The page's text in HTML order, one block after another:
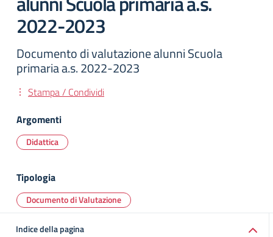
2022-2023
Documento di valutazione alunni Scuola
primaria a.s. 2022-2023
Stampa / Condividi
Argomenti
Didattica
Tipologia
Documento di Valutazione
Indice della pagina